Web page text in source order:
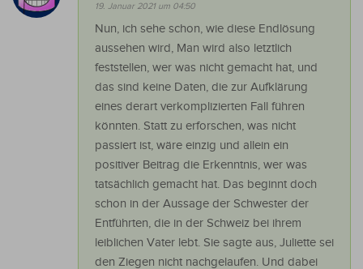
19. Januar 2021 um 04:50
Nun, ich sehe schon, wie diese Endlösung
aussehen wird, Man wird also letztlich
feststellen, wer was nicht gemacht hat, und
das sind keine Daten, die zur Aufklärung
eines derart verkomplizierten Fall führen
könnten. Statt zu erforschen, was nicht
passiert ist, wäre einzig und allein ein
positiver Beitrag die Erkenntnis, wer was
tatsächlich gemacht hat. Das beginnt doch
schon in der Aussage der Schwester der
Entführten, die in der Schweiz bei ihrem
leiblichen Vater lebt. Sie sagte aus, Juliette sei
den Ziegen nicht nachgelaufen. Und dabei